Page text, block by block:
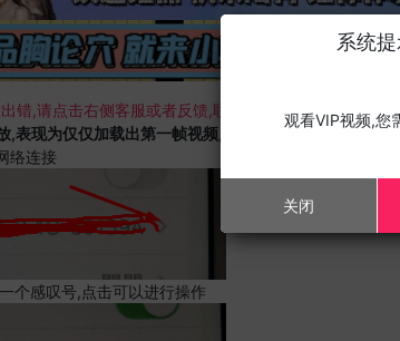
错,请点击右侧客服或者反馈,联系我们;
,表现为仅仅加载出第一帧视频,且您的设备为苹果手机,请
络连接
个感叹号,点击可以进行操作
系统
观看VIP视频,您
关闭